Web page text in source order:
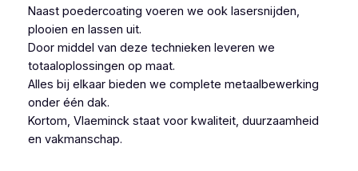
Naast poedercoating voeren we ook lasersnijden,
plooien en lassen uit.
Door middel van deze technieken leveren we
totaaloplossingen op maat.
Alles bij elkaar bieden we complete metaalbewerking
onder één dak.
Kortom, Vlaeminck staat voor kwaliteit, duurzaamheid
en vakmanschap.